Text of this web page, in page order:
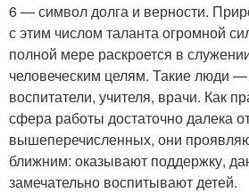
6 — символ долга и верности.
с этим числом таланта огромной
полной мере раскроется в
человеческим целям. Такие люди
воспитатели, учителя, врачи. Как
сфера работы достаточно далека
вышеперечисленных, они
ближним: оказывают поддержку,
замечательно воспитывают детей.